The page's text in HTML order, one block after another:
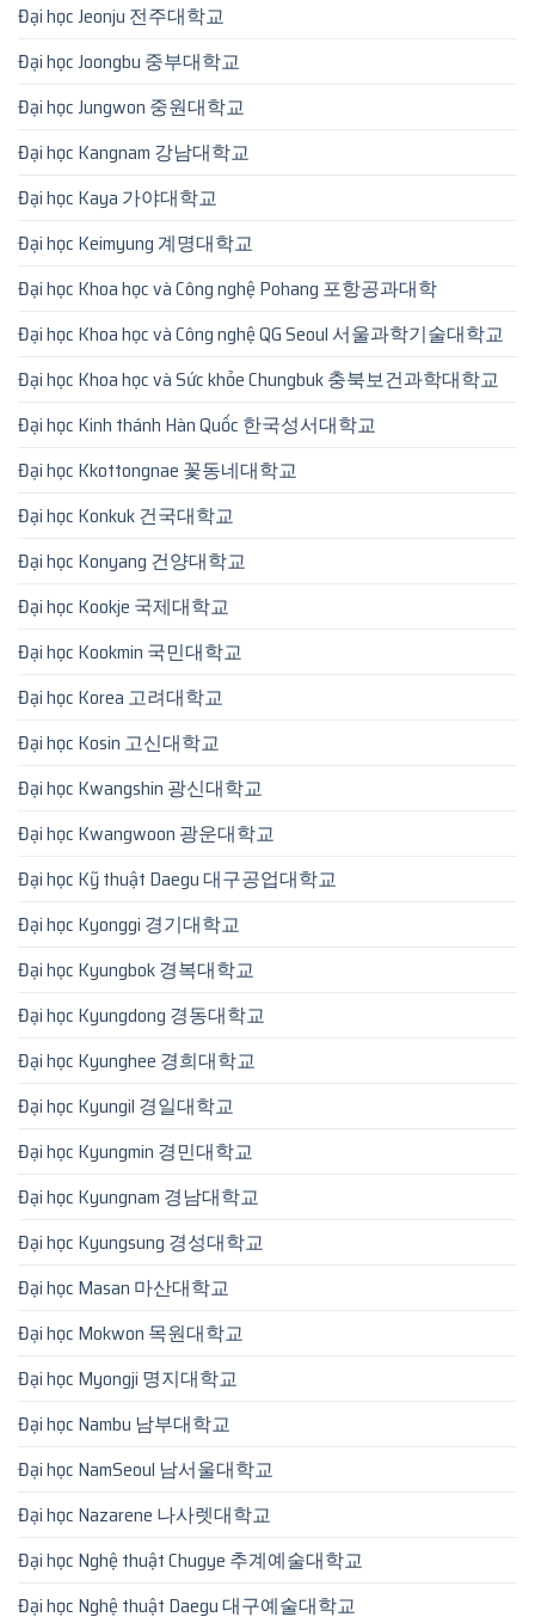
Đại học Jeonju 전주대학교
Đại học Joongbu 중부대학교
Đại học Jungwon 중원대학교
Đại học Kangnam 강남대학교
Đại học Kaya 가야대학교
Đại học Keimyung 계명대학교
Đại học Khoa học và Công nghệ Pohang 포항공과대학
Đại học Khoa học và Công nghệ QG Seoul 서울과학기술대학교
Đại học Khoa học và Sức khỏe Chungbuk 충북보건과학대학교
Đại học Kinh thánh Hàn Quốc 한국성서대학교
Đại học Kkottongnae 꽃동네대학교
Đại học Konkuk 건국대학교
Đại học Konyang 건양대학교
Đại học Kookje 국제대학교
Đại học Kookmin 국민대학교
Đại học Korea 고려대학교
Đại học Kosin 고신대학교
Đại học Kwangshin 광신대학교
Đại học Kwangwoon 광운대학교
Đại học Kỹ thuật Daegu 대구공업대학교
Đại học Kyonggi 경기대학교
Đại học Kyungbok 경복대학교
Đại học Kyungdong 경동대학교
Đại học Kyunghee 경희대학교
Đại học Kyungil 경일대학교
Đại học Kyungmin 경민대학교
Đại học Kyungnam 경남대학교
Đại học Kyungsung 경성대학교
Đại học Masan 마산대학교
Đại học Mokwon 목원대학교
Đại học Myongji 명지대학교
Đại học Nambu 남부대학교
Đại học NamSeoul 남서울대학교
Đại học Nazarene 나사렛대학교
Đại học Nghệ thuật Chugye 추계예술대학교
Đại học Nghệ thuật Daegu 대구예술대학교